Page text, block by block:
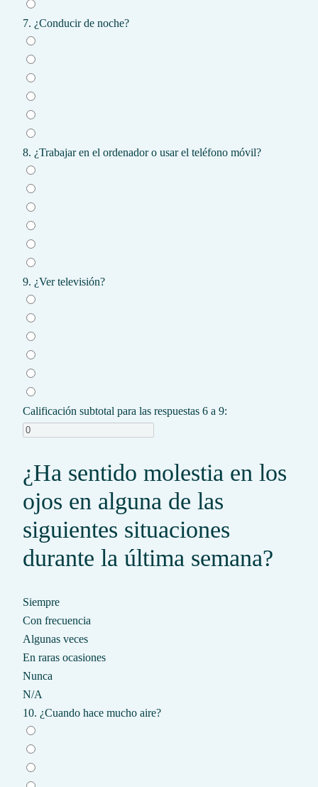
7. ¿Conducir de noche?
8. ¿Trabajar en el ordenador o usar el teléfono móvil?
9. ¿Ver televisión?
Calificación subtotal para las respuestas 6 a 9:
¿Ha sentido molestia en los
ojos en alguna de las
siguientes situaciones
durante la última semana?
Siempre
Con frecuencia
Algunas veces
En raras ocasiones
Nunca
N/A
10. ¿Cuando hace mucho aire?